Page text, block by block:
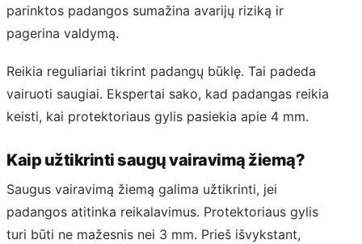
parinktos padangos sumažina avarijų riziką ir
pagerina valdymą.
Reikia reguliariai tikrint padangų būklę. Tai padeda
vairuoti saugiai. Ekspertai sako, kad padangas reikia
keisti, kai protektoriaus gylis pasiekia apie 4 mm.
Kaip užtikrinti saugų vairavimą žiemą?
Saugus vairavimą žiemą galima užtikrinti, jei
padangos atitinka reikalavimus. Protektoriaus gylis
turi būti ne mažesnis nei 3 mm. Prieš išvykstant,